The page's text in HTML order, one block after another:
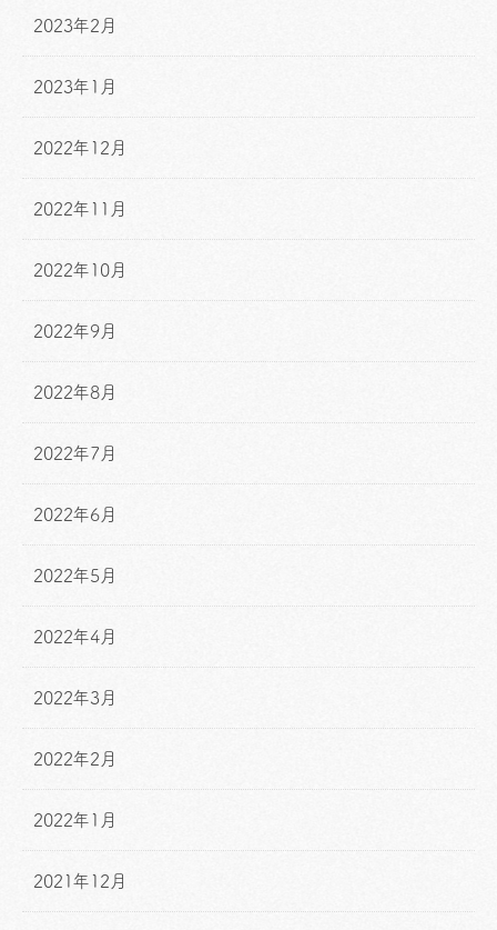
2023年2月
2023年1月
2022年12月
2022年11月
2022年10月
2022年9月
2022年8月
2022年7月
2022年6月
2022年5月
2022年4月
2022年3月
2022年2月
2022年1月
2021年12月